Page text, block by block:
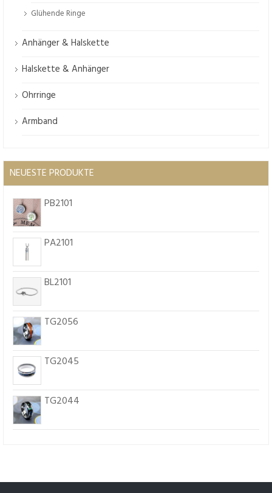
Glühende Ringe
Anhänger & Halskette
Halskette & Anhänger
Ohrringe
Armband
NEUESTE PRODUKTE
PB2101
PA2101
BL2101
TG2056
TG2045
TG2044